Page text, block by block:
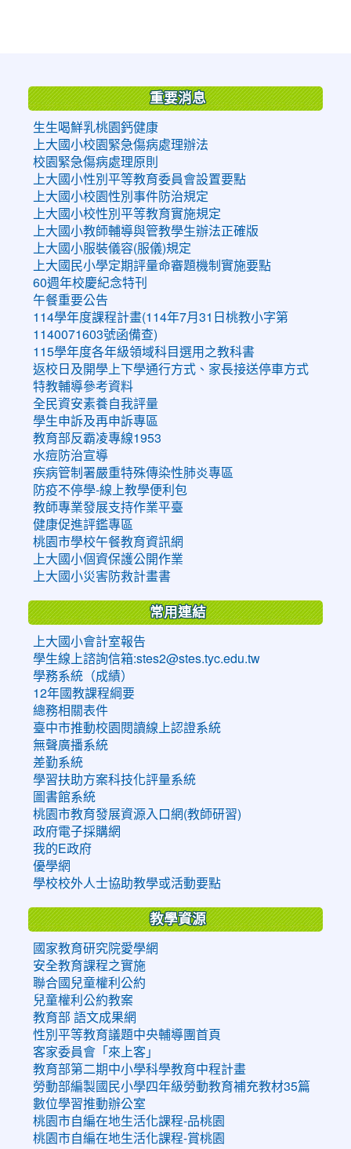
重要消息
生生喝鮮乳桃園鈣健康
上大國小校園緊急傷病處理辦法
校園緊急傷病處理原則
上大國小性別平等教育委員會設置要點
上大國小校園性別事件防治規定
上大國小校性別平等教育實施規定
上大國小教師輔導與管教學生辦法正確版
上大國小服裝儀容(服儀)規定
上大國民小學定期評量命審題機制實施要點
60週年校慶紀念特刊
午餐重要公告
114學年度課程計畫(114年7月31日桃教小字第
1140071603號函備查)
115學年度各年級領域科目選用之教科書
返校日及開學上下學通行方式、家長接送停車方式
特教輔導參考資料
全民資安素養自我評量
學生申訴及再申訴專區
教育部反霸凌專線1953
水痘防治宣導
疾病管制署嚴重特殊傳染性肺炎專區
防疫不停學-線上教學便利包
教師專業發展支持作業平臺
健康促進評鑑專區
桃園市學校午餐教育資訊網
上大國小個資保護公開作業
上大國小災害防救計畫書
常用連結
上大國小會計室報告
學生線上諮詢信箱:stes2@stes.tyc.edu.tw
學務系統（成績）
12年國教課程綱要
總務相關表件
臺中市推動校園閱讀線上認證系統
無聲廣播系統
差勤系統
學習扶助方案科技化評量系統
圖書館系統
桃園市教育發展資源入口網(教師研習)
政府電子採購網
我的E政府
優學網
學校校外人士協助教學或活動要點
教學資源
國家教育研究院愛學網
安全教育課程之實施
聯合國兒童權利公約
兒童權利公約教案
教育部 語文成果網
性別平等教育議題中央輔導團首頁
客家委員會「來上客」
教育部第二期中小學科學教育中程計畫
勞動部編製國民小學四年級勞動教育補充教材35篇
數位學習推動辦公室
桃園市自編在地生活化課程-品桃園
桃園市自編在地生活化課程-賞桃園